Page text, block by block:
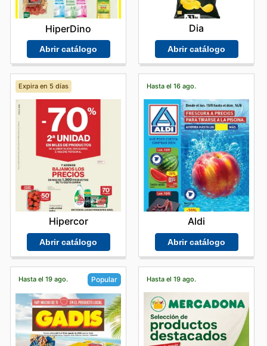
HiperDino
Abrir catálogo
Dia
Abrir catálogo
Expira en 5 días
Hipercor
Abrir catálogo
Hasta el 16 ago.
Aldi
Abrir catálogo
Hasta el 19 ago. Popular Hasta el 19 ago.